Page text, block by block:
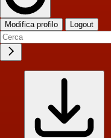
Modifica profilo Logout